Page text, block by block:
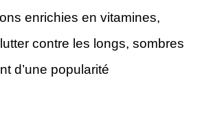
enrichies en vitamines,
contre les longs, sombres
d’une popularité